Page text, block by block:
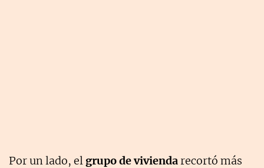
Por un lado, el grupo de viviendarecortó más